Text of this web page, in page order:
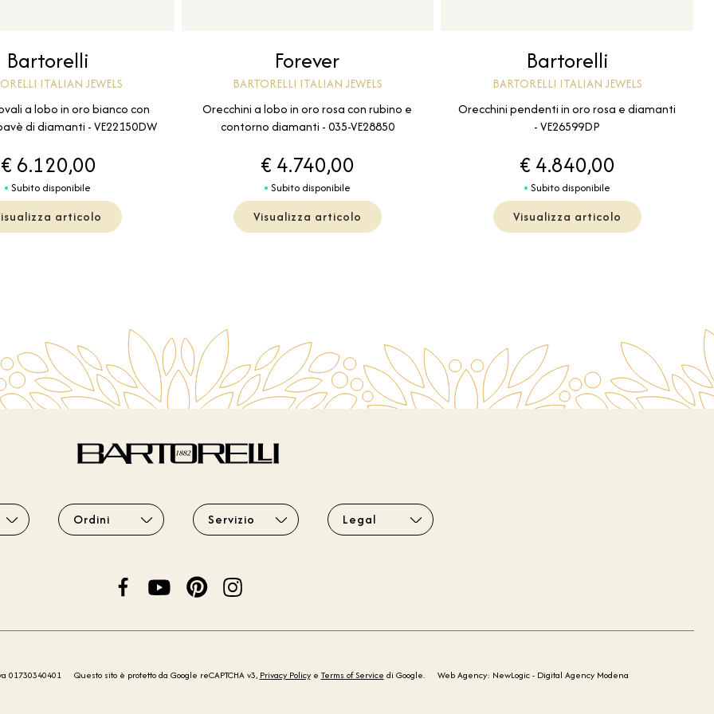
Bartorelli
ITALIAN JEWELS
a lobo in oro bianco con
di diamanti - VE22150DW
€ 6.120,00
Subito disponibile
articolo
Forever
BARTORELLI ITALIAN JEWELS
Orecchini a lobo in oro rosa con rubino e
contorno diamanti - 035-VE28850
€ 4.740,00
Subito disponibile
Visualizza articolo
Bartorelli
BARTORELLI ITALIAN JEWELS
Orecchini pendenti in oro rosa e diamanti
- VE26599DP
€ 4.840,00
Subito disponibile
Visualizza articolo
Ordini Servizio Legal
01730340401 Questo sito è protetto da Google reCAPTCHA v3, Privacy Policye Terms of Service di Google. Web Agency: NewLogic - Digital Agency Modena